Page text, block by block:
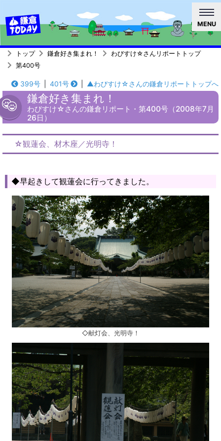
MENU
トップ 鎌倉好き集まれ！
わびすけ☆さんリポートトップ
第400号
399号 401号 ▲わびすけ☆さんの鎌倉リポートトップへ
鎌倉好き集まれ！
わびすけ☆さんの鎌倉リポート・第400号（2008年7月
26日）
☆観蓮会、材木座／光明寺！
◆早起きして観蓮会に行ってきました。
◇献灯会、光明寺！